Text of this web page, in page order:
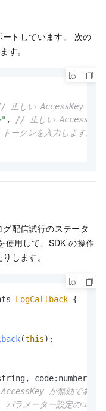
トしています。 次の
す。
正しい AccessKey ID
,
// 正しい AccessKey
クンを入力します。
配信試行のステータ
使用して、SDK の操作
します。
LogCallback {
(this);
code:number,
が無効である
ラメーター設定のエラ